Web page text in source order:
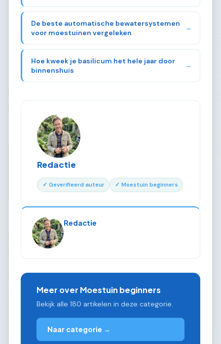
De beste automatische bewatersystemen
voor moestuinen vergeleken
→
Hoe kweek je basilicum het hele jaar door
binnenshuis
→
Redactie
✓ Geverifieerd auteur ✓ Moestuin beginners
Redactie
Meer over Moestuin beginners
Bekijk alle 180 artikelen in deze categorie.
Naar categorie →